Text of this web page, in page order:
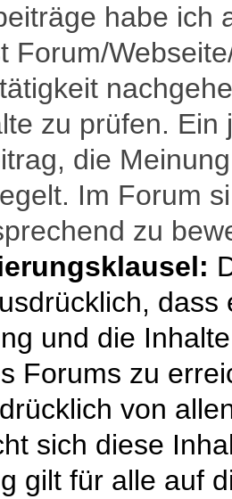
habe ich
Forum/
zu prüfen.
die
Im Forum
zu
und die
Forums zu
von
sich diese
gilt für alle auf